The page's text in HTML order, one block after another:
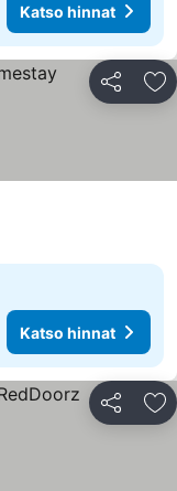
Katso hinnat
Jaa
Katso hinnat
Jaa